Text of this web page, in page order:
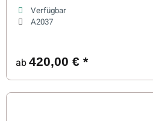
Verfügbar
A2037
ab420,00 € *